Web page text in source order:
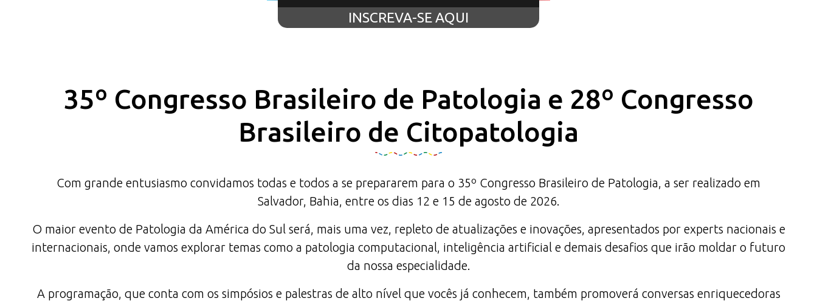
INSCREVA-SE AQUI
35º Congresso Brasileiro de Patologia e 28º Congresso
Brasileiro de Citopatologia
Com grande entusiasmo convidamos todas e todos a se prepararem para o 35º Congresso Brasileiro de Patologia, a ser realizado em
Salvador, Bahia, entre os dias 12 e 15 de agosto de 2026.
O maior evento de Patologia da América do Sul será, mais uma vez, repleto de atualizações e inovações, apresentados por experts nacionais e
internacionais, onde vamos explorar temas como a patologia computacional, inteligência artificial e demais desafios que irão moldar o futuro
da nossa especialidade.
A programação, que conta com os simpósios e palestras de alto nível que vocês já conhecem, também promoverá conversas enriquecedoras